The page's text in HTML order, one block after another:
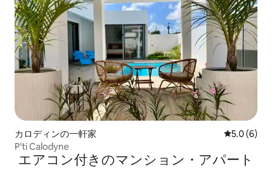
カロディンの一軒家 レビュー6
5.0 (6)
P'ti Calodyne
エアコン付きのマンション・アパート